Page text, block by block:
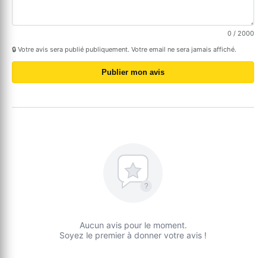
0 / 2000
🔒 Votre avis sera publié publiquement. Votre email ne sera jamais affiché.
Publier mon avis
?
Aucun avis pour le moment.
Soyez le premier à donner votre avis !